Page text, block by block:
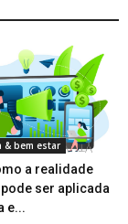
& bem estar
a realidade
ser aplicada
e...